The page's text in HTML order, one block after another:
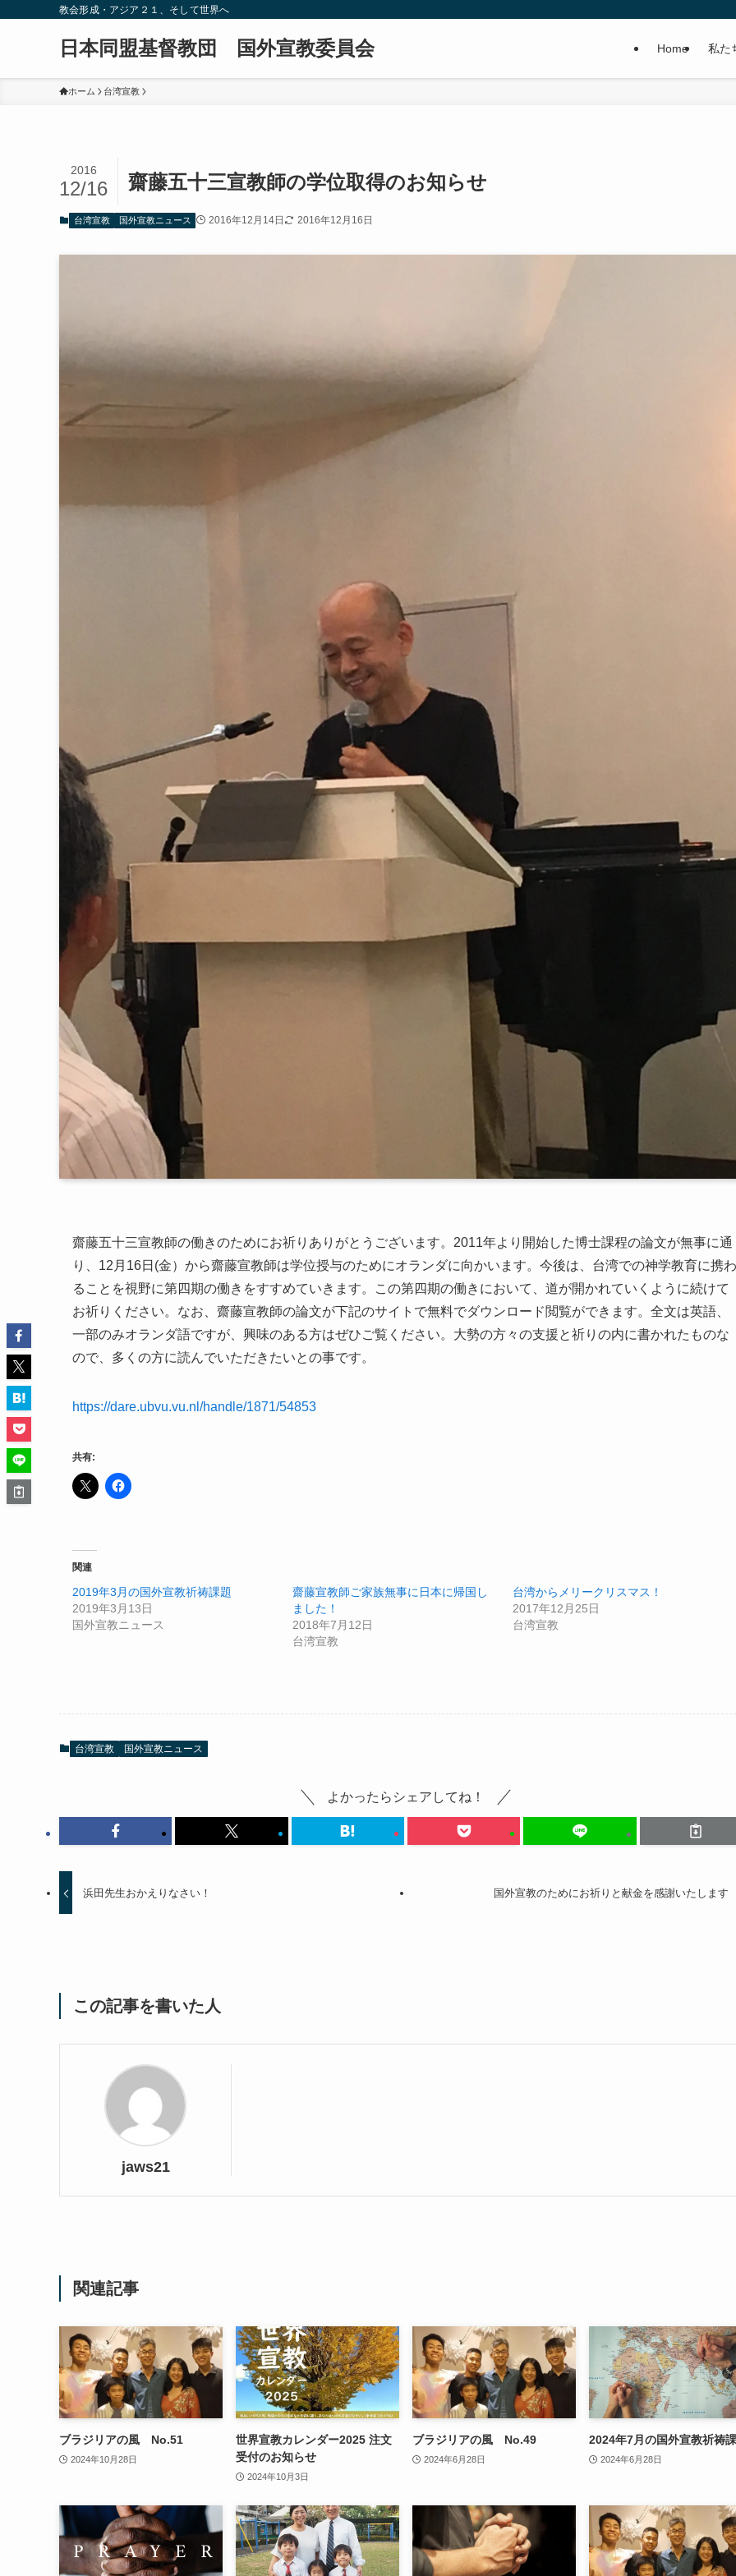
教会形成・アジア２１、そして世界へ
日本同盟基督教団 国外宣教委員会 Home 私た
ホーム 台湾宣教
齋藤五十三宣教師の学位取得のお知らせ
2016
12/16
台湾宣教 国外宣教ニュース 2016年12月14日 2016年12月16日
齋藤五十三宣教師の働きのためにお祈りありがとうございます。2011年より開始した博士課程の論文が無事に通
り、12月16日(金）から齋藤宣教師は学位授与のためにオランダに向かいます。今後は、台湾での神学教育に携わ
ることを視野に第四期の働きをすすめていきます。この第四期の働きにおいて、道が開かれていくように続けて
お祈りください。なお、齋藤宣教師の論文が下記のサイトで無料でダウンロード閲覧ができます。全文は英語、
一部のみオランダ語ですが、興味のある方はぜひご覧ください。大勢の方々の支援と祈りの内に書かれたものな
ので、多くの方に読んでいただきたいとの事です。
https://dare.ubvu.vu.nl/handle/1871/54853
共有:
関連
2019年3月の国外宣教祈祷課題
2019年3月13日
国外宣教ニュース
齋藤宣教師ご家族無事に日本に帰国し
ました！
2018年7月12日
台湾宣教
台湾からメリークリスマス！
2017年12月25日
台湾宣教
台湾宣教 国外宣教ニュース
よかったらシェアしてね！
浜田先生おかえりなさい！ 国外宣教のためにお祈りと献金を感謝いたします
この記事を書いた人
jaws21
関連記事
ブラジリアの風 No.51
2024年10月28日
世界宣教カレンダー2025 注文
受付のお知らせ
2024年10月3日
ブラジリアの風 No.49
2024年6月28日
2024年7月の国外宣教祈祷
2024年6月28日